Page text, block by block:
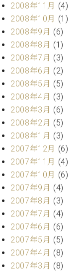
2008年11月 (4)
2008年10月 (1)
2008年9月 (6)
2008年8月 (1)
2008年7月 (3)
2008年6月 (2)
2008年5月 (5)
2008年4月 (3)
2008年3月 (6)
2008年2月 (5)
2008年1月 (3)
2007年12月 (6)
2007年11月 (4)
2007年10月 (6)
2007年9月 (4)
2007年8月 (3)
2007年7月 (4)
2007年6月 (6)
2007年5月 (5)
2007年4月 (8)
2007年3月 (8)